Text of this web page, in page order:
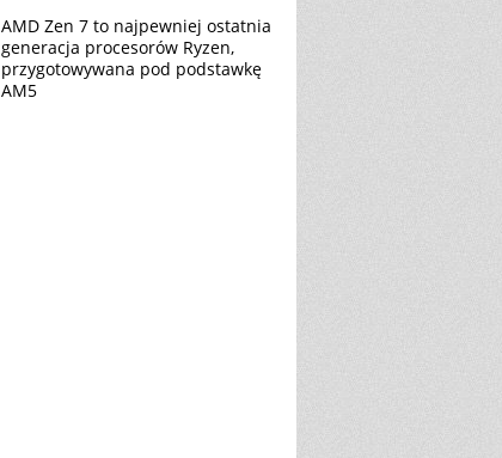
AMD Zen 7 to najpewniej ostatnia
generacja procesorów Ryzen,
przygotowywana pod podstawkę
AM5